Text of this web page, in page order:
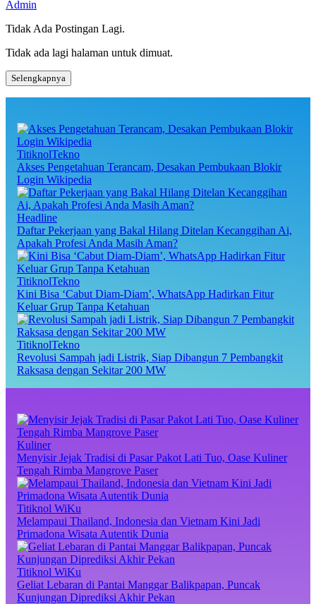
Admin
Tidak Ada Postingan Lagi.
Tidak ada lagi halaman untuk dimuat.
Selengkapnya
TitiknolTekno
Akses Pengetahuan Terancam, Desakan Pembukaan Blokir
Login Wikipedia
Headline
Daftar Pekerjaan yang Bakal Hilang Ditelan Kecanggihan Ai,
Apakah Profesi Anda Masih Aman?
TitiknolTekno
Kini Bisa ‘Cabut Diam-Diam’, WhatsApp Hadirkan Fitur
Keluar Grup Tanpa Ketahuan
TitiknolTekno
Revolusi Sampah jadi Listrik, Siap Dibangun 7 Pembangkit
Raksasa dengan Sekitar 200 MW
Kuliner
Menyisir Jejak Tradisi di Pasar Pakot Lati Tuo, Oase Kuliner
Tengah Rimba Mangrove Paser
Titiknol WiKu
Melampaui Thailand, Indonesia dan Vietnam Kini Jadi
Primadona Wisata Autentik Dunia
Titiknol WiKu
Geliat Lebaran di Pantai Manggar Balikpapan, Puncak
Kunjungan Diprediksi Akhir Pekan